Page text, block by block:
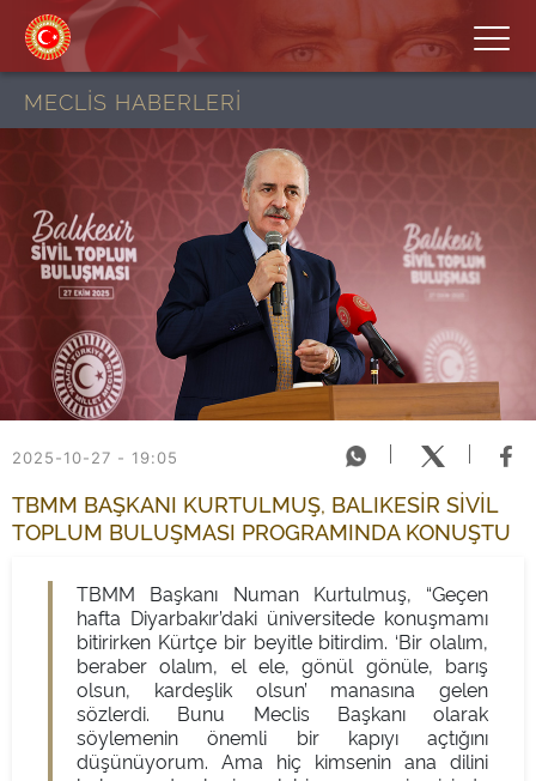
MECLİS HABERLERİ
2025-10-27 - 19:05
TBMM BAŞKANI KURTULMUŞ, BALIKESİR SİVİL
TOPLUM BULUŞMASI PROGRAMINDA KONUŞTU
TBMM Başkanı Numan Kurtulmuş, “Geçen
hafta Diyarbakır’daki üniversitede konuşmamı
bitirirken Kürtçe bir beyitle bitirdim. ‘Bir olalım,
beraber olalım, el ele, gönül gönüle, barış
olsun, kardeşlik olsun’ manasına gelen
sözlerdi. Bunu Meclis Başkanı olarak
söylemenin önemli bir kapıyı açtığını
düşünüyorum. Ama hiç kimsenin ana dilini